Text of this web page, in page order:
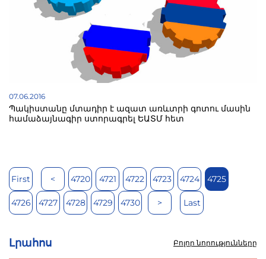
07.06.2016
Պակիստանը մտադիր է ազատ առևտրի գոտու մասին
համաձայնագիր ստորագրել ԵԱՏՄ հետ
First < 4720 4721 4722 4723 4724 4725
4726 4727 4728 4729 4730 > Last
Լրահոս Բոլոր նորությունները